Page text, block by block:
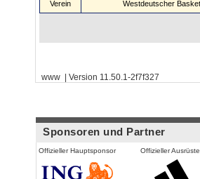
Verein Westdeutscher
www | Version 11.50.1-2f7f327
Sponsoren und Partner
Offizieller Hauptsponsor Offizieller